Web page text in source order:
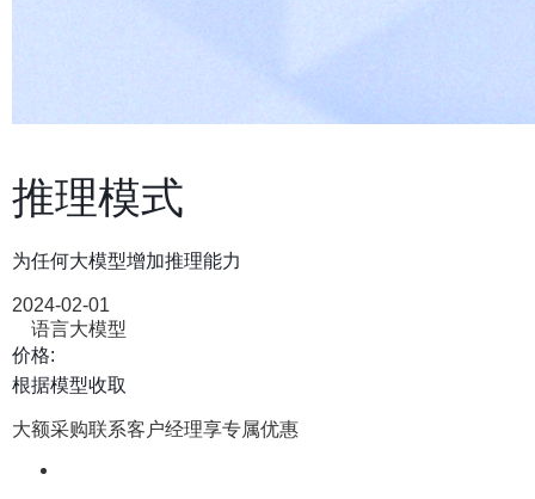
推理模式
为任何大模型增加推理能力
2024-02-01
语言大模型
价格:
根据模型收取
大额采购联系客户经理享专属优惠